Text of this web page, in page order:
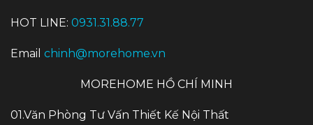
HOT LINE: 0931.31.88.77
Email chinh@morehome.vn
MOREHOME HỒ CHÍ MINH
01.Văn Phòng Tư Vấn Thiết Kế Nội Thất